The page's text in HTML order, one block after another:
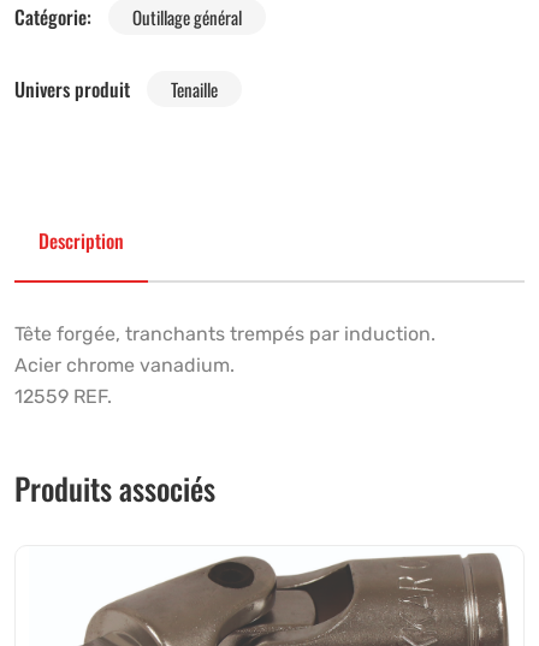
Catégorie:
Outillage général
Univers produit Tenaille
Description
Tête forgée, tranchants trempés par induction.
Acier chrome vanadium.
12559 REF.
Produits associés